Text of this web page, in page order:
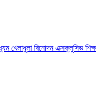
খেলাধুলা বিনোদনএক্সক্লুসিভ